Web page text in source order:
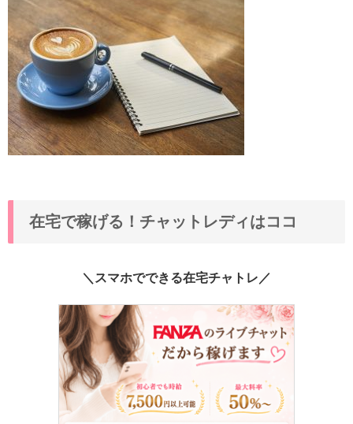
在宅で稼げる！チャットレディはココ
＼スマホでできる在宅チャトレ／